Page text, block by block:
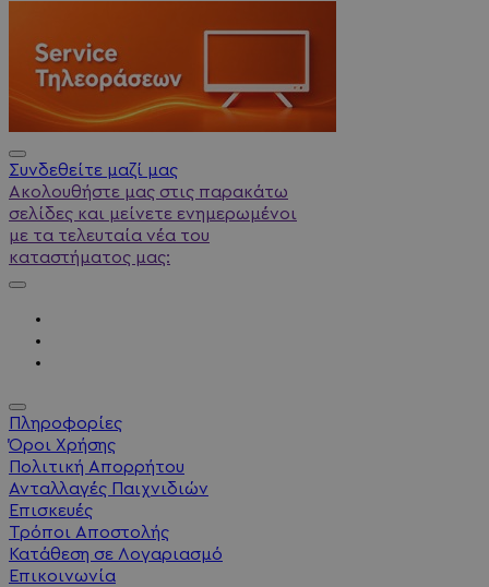
Συνδεθείτε μαζί μας
Ακολουθήστε μας στις παρακάτω
σελίδες και μείνετε ενημερωμένοι
με τα τελευταία νέα του
καταστήματος μας:
Πληροφορίες
Όροι Χρήσης
Πολιτική Απορρήτου
Ανταλλαγές Παιχνιδιών
Επισκευές
Τρόποι Αποστολής
Κατάθεση σε Λογαριασμό
Επικοινωνία